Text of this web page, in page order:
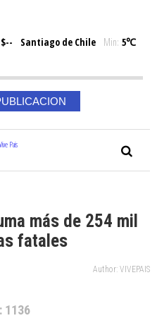
$-- Santiago de Chile Min: 5℃
más de 254 mil
fatales
Author: VIVEPAIS
1136